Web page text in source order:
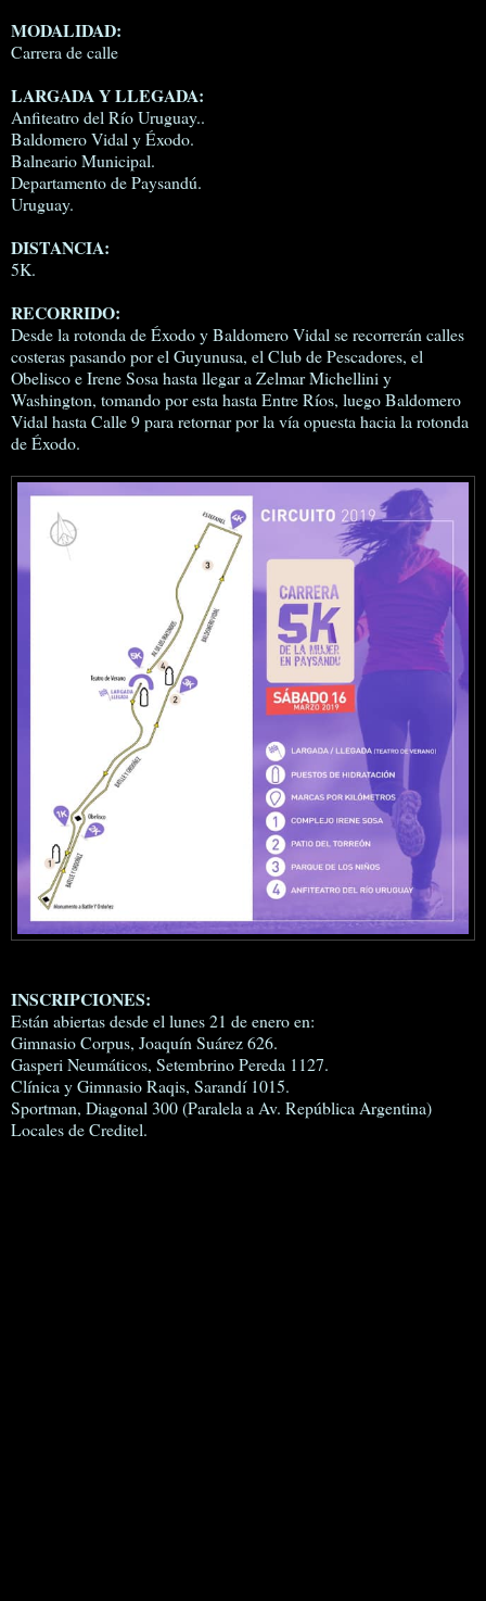
MODALIDAD:
Carrera de calle
LARGADA Y LLEGADA:
Anfiteatro del Río Uruguay..
Baldomero Vidal y Éxodo.
Balneario Municipal.
Departamento de Paysandú.
Uruguay.
DISTANCIA:
5K.
RECORRIDO:
Desde la rotonda de Éxodo y Baldomero Vidal se recorrerán calles
costeras pasando por el Guyunusa, el Club de Pescadores, el
Obelisco e Irene Sosa hasta llegar a Zelmar Michellini y
Washington, tomando por esta hasta Entre Ríos, luego Baldomero
Vidal hasta Calle 9 para retornar por la vía opuesta hacia la rotonda
de Éxodo.
INSCRIPCIONES:
Están abiertas desde el lunes 21 de enero en:
Gimnasio Corpus, Joaquín Suárez 626.
Gasperi Neumáticos, Setembrino Pereda 1127.
Clínica y Gimnasio Raqis, Sarandí 1015.
Sportman, Diagonal 300 (Paralela a Av. República Argentina)
Locales de Creditel.